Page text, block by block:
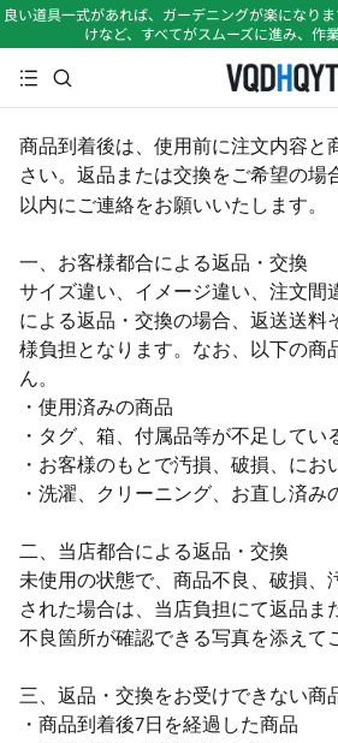
良い道具一式があれば、ガーデニングが楽になり
けなど、すべてがスムーズに進み、作
商品到着後は、使用前に注文内容と
さい。返品または交換をご希望の場
以内にご連絡をお願いいたします。
一、お客様都合による返品・交換
サイズ違い、イメージ違い、注文間
による返品・交換の場合、返送送料
様負担となります。なお、以下の商
ん。
・使用済みの商品
・タグ、箱、付属品等が不足してい
・お客様のもとで汚損、破損、にお
・洗濯、クリーニング、お直し済み
二、当店都合による返品・交換
未使用の状態で、商品不良、破損、
された場合は、当店負担にて返品ま
不良箇所が確認できる写真を添えて
三、返品・交換をお受けできない商
・商品到着後7日を経過した商品